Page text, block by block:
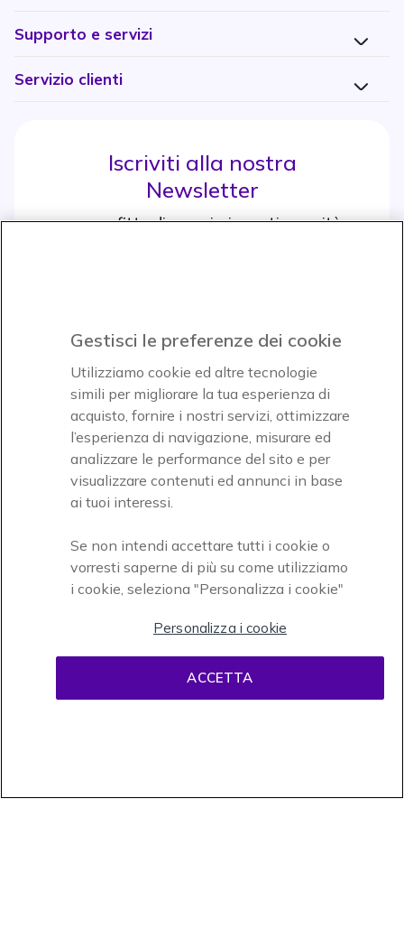
Supporto e servizi
Servizio clienti
Iscriviti alla nostra
Newsletter
e approfitta di maggiori sconti e novità
Icon
Icon
Paga facilmente ed in assoluta sicurezza
Accettiamo
Gestisci le preferenze dei cookie
Utilizziamo cookie ed altre tecnologie
simili per migliorare la tua esperienza di
acquisto, fornire i nostri servizi, ottimizzare
l’esperienza di navigazione, misurare ed
analizzare le performance del sito e per
visualizzare contenuti ed annunci in base
ai tuoi interessi.
Se non intendi accettare tutti i cookie o
vorresti saperne di più su come utilizziamo
i cookie, seleziona "Personalizza i cookie"
Personalizza i cookie
ACCETTA